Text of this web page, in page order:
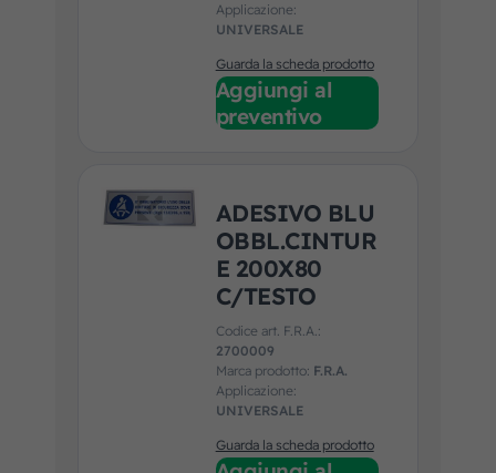
Applicazione:
UNIVERSALE
Guarda la scheda prodotto
Aggiungi al
preventivo
ADESIVO BLU
OBBL.CINTUR
E 200X80
C/TESTO
Codice art. F.R.A.:
2700009
Marca prodotto: F.R.A.
Applicazione:
UNIVERSALE
Guarda la scheda prodotto